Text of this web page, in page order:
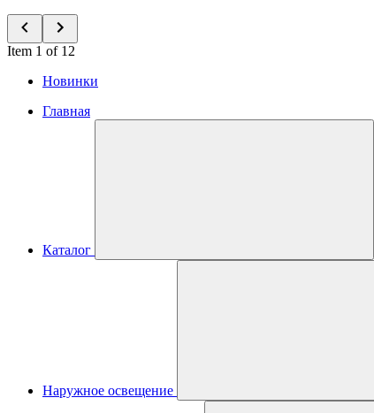
Item 1 of 12
Новинки
Главная
Каталог
Наружное освещение